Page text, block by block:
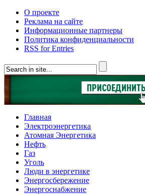
О проекте
Реклама на сайте
Информационные партнеры
Политика конфиденциальности
RSS for Entries
Главная
Электроэнергетика
Атомная Энергетика
Нефть
Газ
Уголь
Люди в энергетике
Энергосбережение
Энергоснабжение